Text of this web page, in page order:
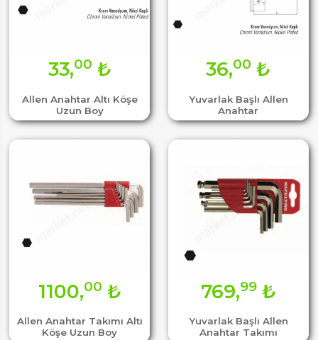
Allen Anahtar Altı Köşe
Uzun Boy
33,00 ₺
Yuvarlak Başlı Allen
Anahtar
36,00 ₺
Allen Anahtar Takımı Altı
Köşe Uzun Boy
1100,00 ₺
Yuvarlak Başlı Allen
Anahtar Takımı
769,99₺